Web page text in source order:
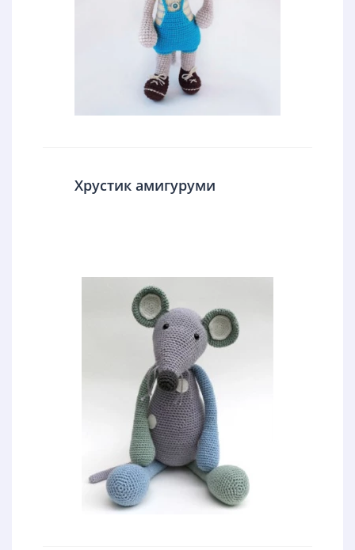
Хрустик амигуруми